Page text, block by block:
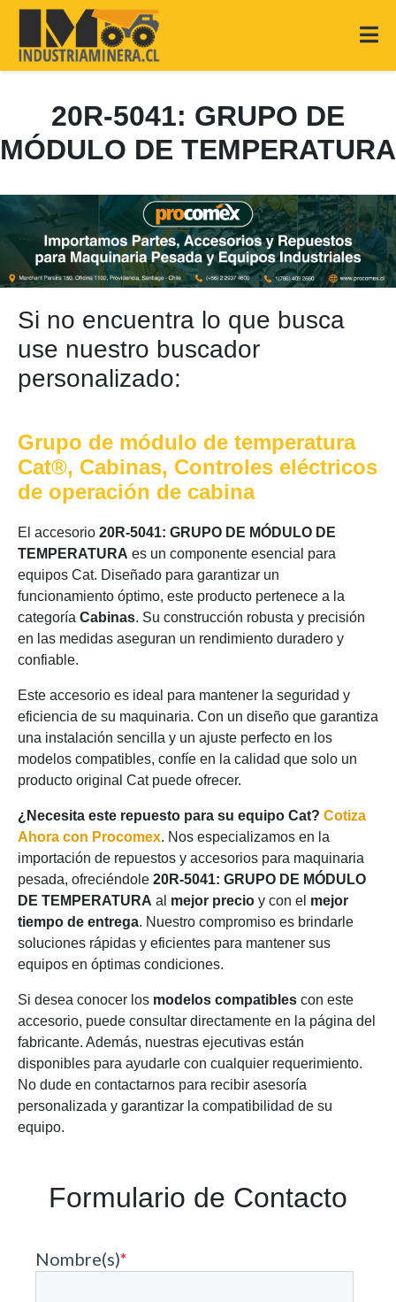
20R-5041: GRUPO DE
MÓDULO DE TEMPERATURA
Si no encuentra lo que busca
use nuestro buscador
personalizado:
Grupo de módulo de temperatura
Cat®, Cabinas, Controles eléctricos
de operación de cabina
El accesorio 20R-5041: GRUPO DE MÓDULO DE
TEMPERATURA es un componente esencial para
equipos Cat. Diseñado para garantizar un
funcionamiento óptimo, este producto pertenece a la
categoría Cabinas. Su construcción robusta y precisión
en las medidas aseguran un rendimiento duradero y
confiable.
Este accesorio es ideal para mantener la seguridad y
eficiencia de su maquinaria. Con un diseño que garantiza
una instalación sencilla y un ajuste perfecto en los
modelos compatibles, confíe en la calidad que solo un
producto original Cat puede ofrecer.
¿Necesita este repuesto para su equipo Cat? Cotiza
Ahora con Procomex. Nos especializamos en la
importación de repuestos y accesorios para maquinaria
pesada, ofreciéndole 20R-5041: GRUPO DE MÓDULO
DE TEMPERATURA al mejor precio y con el mejor
tiempo de entrega. Nuestro compromiso es brindarle
soluciones rápidas y eficientes para mantener sus
equipos en óptimas condiciones.
Si desea conocer los modelos compatibles con este
accesorio, puede consultar directamente en la página del
fabricante. Además, nuestras ejecutivas están
disponibles para ayudarle con cualquier requerimiento.
No dude en contactarnos para recibir asesoría
personalizada y garantizar la compatibilidad de su
equipo.
Formulario de Contacto